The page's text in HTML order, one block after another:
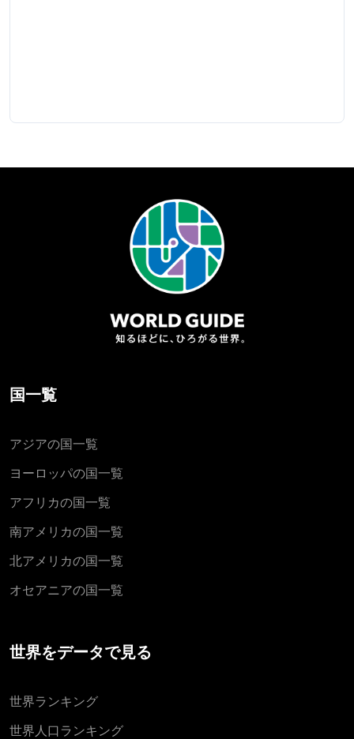
国一覧
アジアの国一覧
ヨーロッパの国一覧
アフリカの国一覧
南アメリカの国一覧
北アメリカの国一覧
オセアニアの国一覧
世界をデータで見る
世界ランキング
世界人口ランキング